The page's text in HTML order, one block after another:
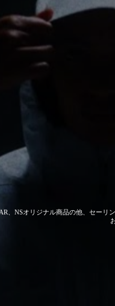
、NSオリジナル商品の他、セー